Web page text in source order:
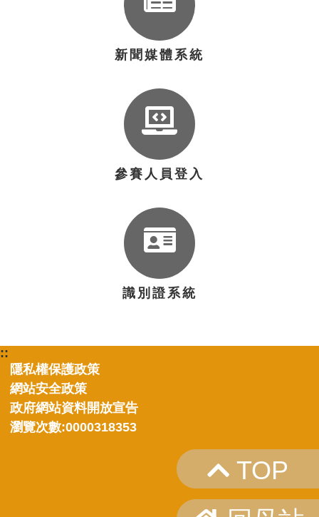
新聞媒體系統
參賽人員登入
識別證系統
TOP
::
隱私權保護政策
網站安全政策
政府網站資料開放宣告
瀏覽次數:0000318353